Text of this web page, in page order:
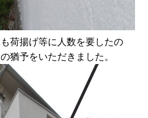
荷揚げ等に人数を要したの
猶予をいただきました。